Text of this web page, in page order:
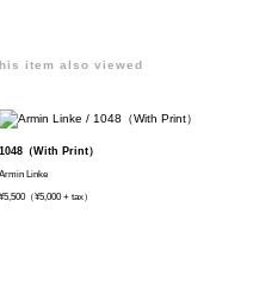
item also viewed
1048（With Print）
Armin Linke
¥5,500（¥5,000 + tax）